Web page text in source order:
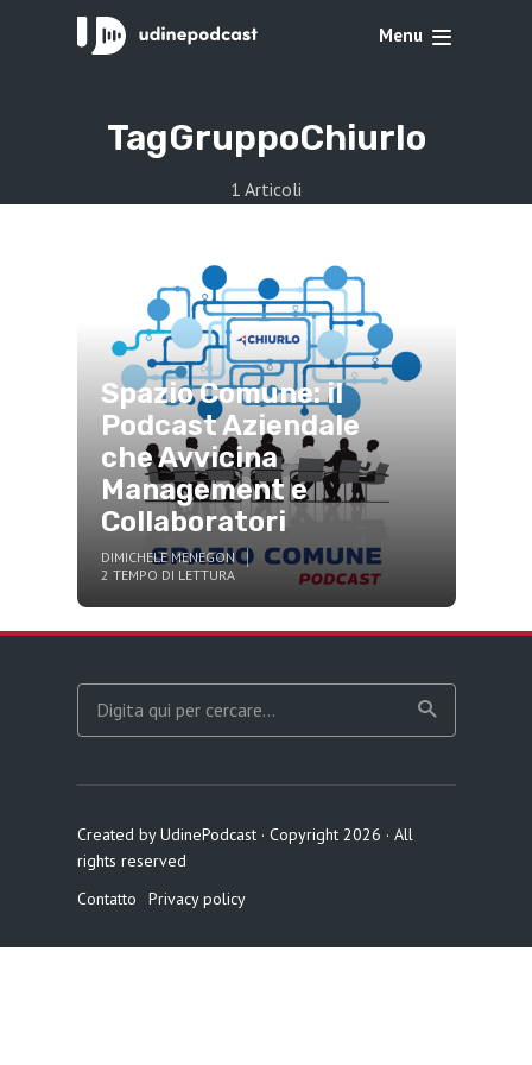
Menu
TagGruppoChiurlo
1 Articoli
Spazio Comune: il
Podcast Aziendale
che Avvicina
Management e
Collaboratori
DIMICHELE MENEGON
2 TEMPO DI LETTURA
Created by UdinePodcast · Copyright 2026 · All
rights reserved
Contatto
Privacy policy